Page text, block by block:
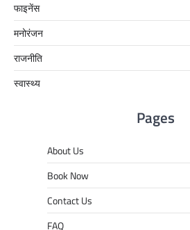
फाइनेंस
मनोरंजन
राजनीति
स्वास्थ्य
Pages
About Us
Book Now
Contact Us
FAQ